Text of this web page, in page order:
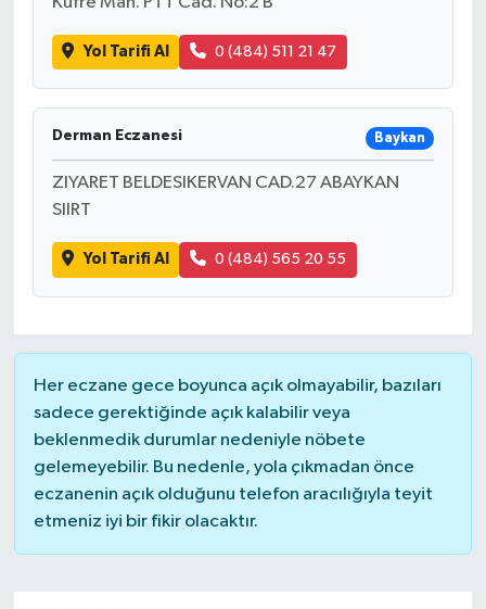
Yol Tarifi Al 0 (484) 511 21 47
Derman Eczanesi Baykan
ZIYARET BELDESIKERVAN CAD.27 ABAYKAN
SIIRT
Yol Tarifi Al 0 (484) 565 20 55
Her eczane gece boyunca açık olmayabilir, bazıları
sadece gerektiğinde açık kalabilir veya
beklenmedik durumlar nedeniyle nöbete
gelemeyebilir. Bu nedenle, yola çıkmadan önce
eczanenin açık olduğunu telefon aracılığıyla teyit
etmeniz iyi bir fikir olacaktır.